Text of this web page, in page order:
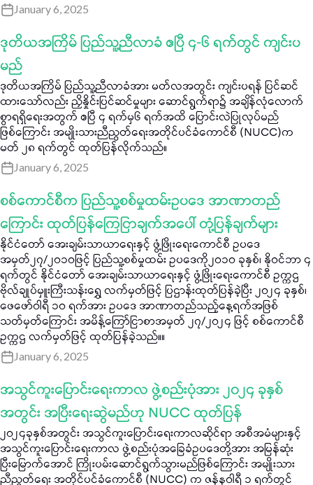
January 6, 2025
ဒုတိယအကြိမ် ပြည်သူ့ညီလာခံ ဧပြီ ၄-၆ ရက်တွင် ကျင်းပ
မည်
ဒုတိယအကြိမ် ပြည်သူ့ညီလာခံအား မတ်လအတွင်း ကျင်းပရန် ပြင်ဆင်
ထားသော်လည်း ညှိနှိုင်းပြင်ဆင်မှုများ ဆောင်ရွက်ရာ၌ အချိန်လုံလောက်
စွာရရှိရေးအတွက် ဧပြီ ၄ ရက်မှ၆ ရက်အထိ ပြောင်းလဲပြုလုပ်မည်
ဖြစ်ကြောင်း အမျိုးသားညီညွတ်ရေးအတိုင်ပင်ခံကောင်စီ (NUCC)က
မတ် ၂၈ ရက်တွင် ထုတ်ပြန်လိုက်သည်။
January 6, 2025
စစ်ကောင်စီက ပြည်သူ့စစ်မှုထမ်းဥပဒေ အာဏာတည်
ကြောင်း ထုတ်ပြန်ကြေငြာချက်အပေါ် တုံ့ပြန်ချက်များ
နိုင်ငံတော် အေးချမ်းသာယာရေးနှင့် ဖွံ့ဖြိုးရေးကောင်စီ ဥပဒေ
အမှတ်၂၇/၂၀၁၀ဖြင့် ပြည်သူ့စစ်မှုထမ်း ဥပဒေကို၂၀၁၀ ခုနှစ်၊ နိုဝင်ဘာ ၄
ရက်တွင် နိုင်ငံတော် အေးချမ်းသာယာရေးနှင့် ဖွံ့ဖြိုးရေးကောင်စီ ဥက္ကဌ
ဗိုလ်ချုပ်မှူးကြီးသန်းရွှေ လက်မှတ်ဖြင့် ပြဌာန်းထုတ်ပြန်ခဲ့ပြီး ၂၀၂၄ ခုနှစ်၊
ဖေဖော်ဝါရီ ၁၀ ရက်အား ဥပဒေ အာဏာတည်သည့်နေ့ရက်အဖြစ်
သတ်မှတ်ကြောင်း အမိန့်ကြော်ငြာစာအမှတ် ၂၇/၂၀၂၄ ဖြင့် စစ်ကောင်စီ
ဥက္ကဌ လက်မှတ်ဖြင့် ထုတ်ပြန်ခဲ့သည်။။
January 6, 2025
အသွင်ကူးပြောင်းရေးကာလ ဖွဲ့စည်းပုံအား ၂၀၂၄ ခုနှစ်
အတွင်း အပြီးရေးဆွဲမည်ဟု NUCC ထုတ်ပြန်
၂၀၂၄ခုနှစ်အတွင်း အသွင်ကူးပြောင်းရေးကာလဆိုင်ရာ အစီအမံများနှင့်
အသွင်ကူးပြောင်းရေးကာလ ဖွဲ့စည်းပုံအခြေခံဥပဒေတို့အား အမြန်ဆုံး
ပြီးမြောက်အောင် ကြိုးပမ်းဆောင်ရွက်သွားမည်ဖြစ်ကြောင်း အမျိုးသား
ညီညွတ်ရေး အတိုင်ပင်ခံကောင်စီ (NUCC) က ဇန်နဝါရီ ၁ ရက်တွင်